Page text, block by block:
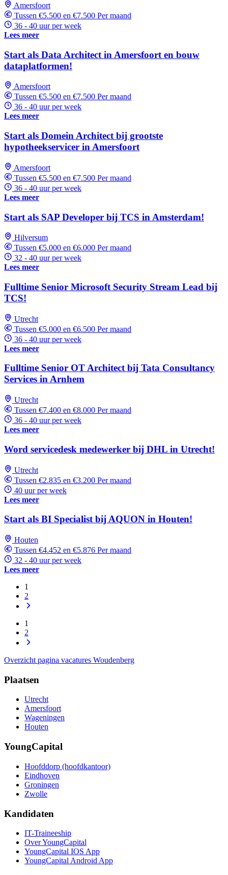
Amersfoort
Tussen €5.500 en €7.500 Per maand
36 - 40 uur per week
Lees meer
Start als Data Architect in Amersfoort en bouw
dataplatformen!
Amersfoort
Tussen €5.500 en €7.500 Per maand
36 - 40 uur per week
Lees meer
Start als Domein Architect bij grootste
hypotheekservicer in Amersfoort
Amersfoort
Tussen €5.500 en €7.500 Per maand
36 - 40 uur per week
Lees meer
Start als SAP Developer bij TCS in Amsterdam!
Hilversum
Tussen €5.000 en €6.000 Per maand
32 - 40 uur per week
Lees meer
Fulltime Senior Microsoft Security Stream Lead bij
TCS!
Utrecht
Tussen €5.000 en €6.500 Per maand
36 - 40 uur per week
Lees meer
Fulltime Senior OT Architect bij Tata Consultancy
Services in Arnhem
Utrecht
Tussen €7.400 en €8.000 Per maand
36 - 40 uur per week
Lees meer
Word servicedesk medewerker bij DHL in Utrecht!
Utrecht
Tussen €2.835 en €3.200 Per maand
40 uur per week
Lees meer
Start als BI Specialist bij AQUON in Houten!
Houten
Tussen €4.452 en €5.876 Per maand
32 - 40 uur per week
Lees meer
1
2
1
2
Overzicht pagina vacatures Woudenberg
Plaatsen
Utrecht
Amersfoort
Wageningen
Houten
YoungCapital
Hoofddorp (hoofdkantoor)
Eindhoven
Groningen
Zwolle
Kandidaten
IT-Traineeship
Over YoungCapital
YoungCapital IOS App
YoungCapital Android App